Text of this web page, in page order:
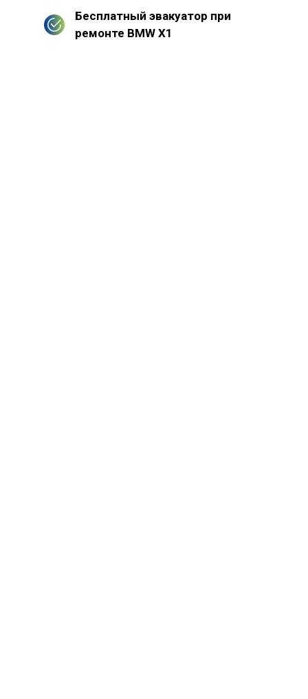
Бесплатный эвакуатор при
ремонте BMW X1